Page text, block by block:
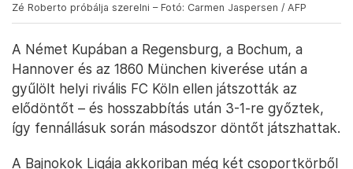
Zé Roberto próbálja szerelni – Fotó: Carmen Jaspersen / AFP
A Német Kupában a Regensburg, a Bochum, a
Hannover és az 1860 München kiverése után a
gyűlölt helyi rivális FC Köln ellen játszották az
elődöntőt – és hosszabbítás után 3-1-re győztek,
így fennállásuk során másodszor döntőt játszhattak.
A Bajnokok Ligája akkoriban még két csoportkörből